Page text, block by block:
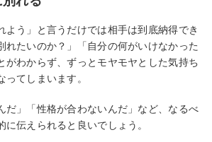
よう」と言うだけでは相手は到底納得でき
れたいのか？」「自分の何がいけなかった
がわからず、ずっとモヤモヤとした気持ち
てしまいます。
だ」「性格が合わないんだ」など、なるべ
に伝えられると良いでしょう。